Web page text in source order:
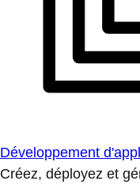
Développement
Créez, déployez et